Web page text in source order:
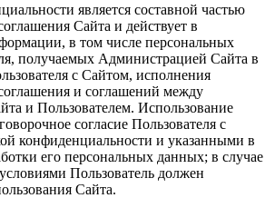
является составной частью
Сайта и действует в
в том числе персональных
получаемых Администрацией Сайта в
с Сайтом, исполнения
и соглашений между
и Пользователем. Использование
согласие Пользователя с
конфиденциальности и указанными в
его персональных данных; в случае
Пользователь должен
Сайта.